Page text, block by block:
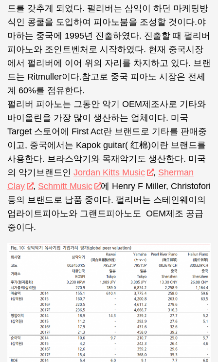
드를 갖추게 되었다. 펄리버는 삼익이 하던 마케팅방
식인 콩쿨을 도입하여 피아노붐을 조성할 것이다.야
마하는 중국에 1995년 진출하였다. 진출할 때 펄리버
피아노와 조인트벤처로 시작하였다. 현재 중국시장
에서 펄리버에 이어 위의 자리를 차지하고 있다. 브랜
드는 Ritmuller이다.참고로 중국 피아노 시장은 전세
계 60%를 점유한다.
펄리버 피아노는 그동안 악기 OEM제조사로 기타와
바이올린을 가장 많이 생산하는 업체이다. 미국
Target 스토어에 First Act란 브랜드로 기타를 판매중
이고, 중국에서는 Kapok guitar( 红棉)이란 브랜드를
사용한다. 브라스악기와 목재악기도 생산한다. 미국
의 악기브랜드인 Jordan Kitts Music , Sherman
Clay
, Schmitt Music
에 Henry F Miller, Christofori
등의 브랜드로 납품 중이다. 펄리버는 스테인웨이의
업라이트피아노와 그랜드피아노도 OEM제조 공급
중이다.